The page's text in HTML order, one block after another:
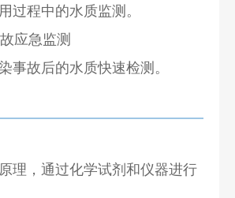
过程中的水质监测。
应急监测
事故后的水质快速检测。
理，通过化学试剂和仪器进行